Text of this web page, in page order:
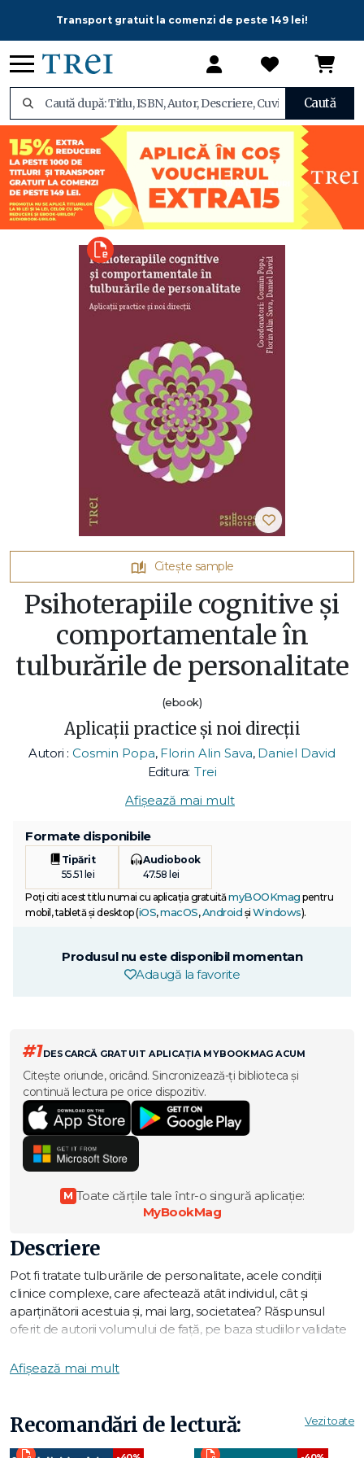
Transport gratuit la comenzi de peste 149 lei!
Caută
Citește sample
Psihoterapiile cognitive și
comportamentale în
tulburările de personalitate
(ebook)
Aplicații practice și noi direcții
Autori : Cosmin Popa, Florin Alin Sava, Daniel David
Editura: Trei
Afișează mai mult
Formate disponibile
Tipărit
55.51 lei
Audiobook
47.58 lei
Poți citi acest titlu numai cu aplicația gratuitămyBOOKmag pentru
mobil, tabletă și desktop (iOS,macOS,Android și Windows).
Produsul nu este disponibil momentan
Adaugă la favorite
#1DESCARCĂ GRATUIT APLICAȚIA MYBOOKMAG ACUM
Citește oriunde, oricând. Sincronizează-ți biblioteca și
continuă lectura pe orice dispozitiv.
M Toate cărțile tale într-o singură aplicație:
MyBookMag
Descriere
Pot fi tratate tulburările de personalitate, acele condiţii
clinice complexe, care afectează atât individul, cât şi
aparţinătorii acestuia şi, mai larg, societatea? Răspunsul
oferit de autorii volumului de față, pe baza studiilor validate
În paradigma cognitiv-comportamentală, semnele şi
experienţa ontogenetică, pe un potenţial fond de
vulnerabilitate bio-genetică, prelucrări care generează apoi
răspunsuri specifice emoţionale, cognitive şi
Afișează mai mult
Recomandări de lectură: Vezi toate